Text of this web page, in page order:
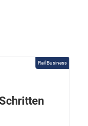
Rail Business